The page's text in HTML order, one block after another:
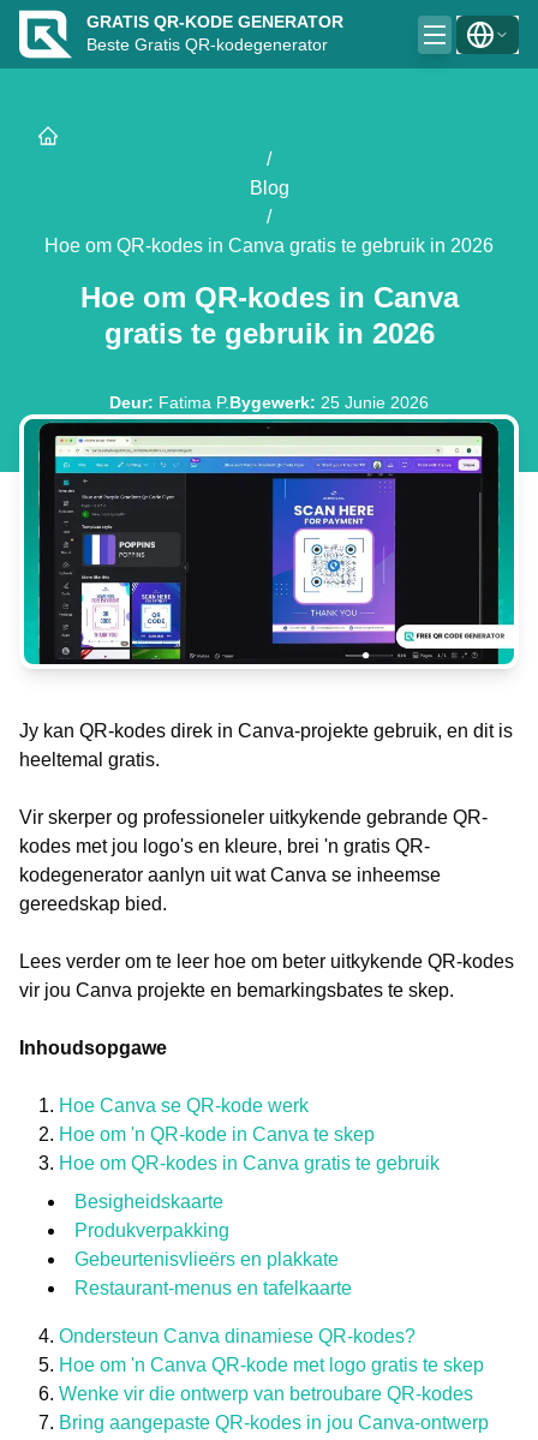
GRATIS QR-KODE GENERATOR
Beste Gratis QR-kodegenerator
/
Blog
/
Hoe om QR-kodes in Canva gratis te gebruik in 2026
Hoe om QR-kodes in Canva
gratis te gebruik in 2026
Deur: Fatima P.Bygewerk: 25 Junie 2026
Jy kan QR-kodes direk in Canva-projekte gebruik, en dit is
heeltemal gratis.
Vir skerper og professioneler uitkykende gebrande QR-
kodes met jou logo's en kleure, brei 'n gratis QR-
kodegenerator aanlyn uit wat Canva se inheemse
gereedskap bied.
Lees verder om te leer hoe om beter uitkykende QR-kodes
vir jou Canva projekte en bemarkingsbates te skep.
Inhoudsopgawe
Hoe Canva se QR-kode werk
Hoe om 'n QR-kode in Canva te skep
Hoe om QR-kodes in Canva gratis te gebruik
Besigheidskaarte
Produkverpakking
Gebeurtenisvlieërs en plakkate
Restaurant-menus en tafelkaarte
Ondersteun Canva dinamiese QR-kodes?
Hoe om 'n Canva QR-kode met logo gratis te skep
Wenke vir die ontwerp van betroubare QR-kodes
Bring aangepaste QR-kodes in jou Canva-ontwerp